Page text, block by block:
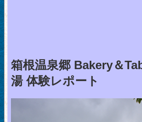
箱根温泉郷 Bakery＆
湯 体験レポート